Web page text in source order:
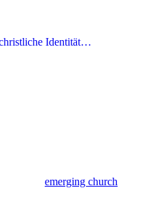
Identität…
emerging church